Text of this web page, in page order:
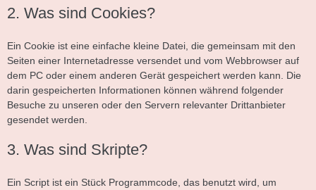
2. Was sind Cookies?
Ein Cookie ist eine einfache kleine Datei, die gemeinsam mit den
Seiten einer Internetadresse versendet und vom Webbrowser auf
dem PC oder einem anderen Gerät gespeichert werden kann. Die
darin gespeicherten Informationen können während folgender
Besuche zu unseren oder den Servern relevanter Drittanbieter
gesendet werden.
3. Was sind Skripte?
Ein Script ist ein Stück Programmcode, das benutzt wird, um